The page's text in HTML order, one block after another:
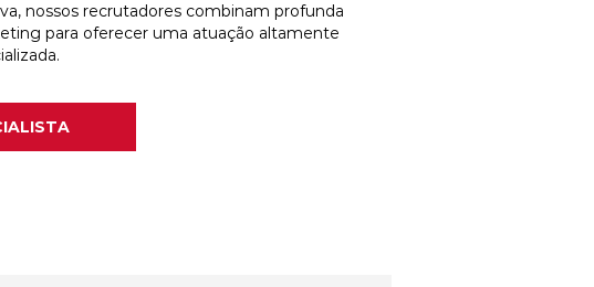
nossos recrutadores combinam profunda
para oferecer uma atuação altamente